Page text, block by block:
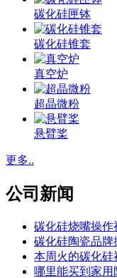
碳化硅匣钵
碳化硅锥套
真空炉
超晶微粉
悬臂桨
更多..
公司新闻
碳化硅烧嘴操作
碳化硅陶瓷品牌
本周火的碳化硅
哪里能买到家用